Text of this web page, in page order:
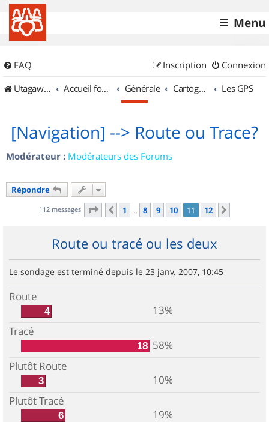
Menu
FAQ Connexion
Inscription
UtagawaVTT (Randos VTT et VTTAE avec traces GPS)
Accueil forum Générale Cartographie et GPS Les GPS
[Navigation] --> Route ou Trace?
Modérateur : Modérateurs des Forums
Répondre
112 messages Page 11 sur12
Précédent
1 … 8 9 10 11 12
Route ou tracé ou les deux
Le sondage est terminé depuis le 23 janv. 2007, 10:45
Route
4
13%
Tracé
18 58%
Plutôt Route
3
10%
Plutôt Tracé
6 19%